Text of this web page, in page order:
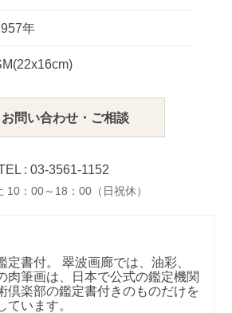
年
お問い合わせ・ご相談
: 03-3561-1152
10：00～18：00（日祝休）
定書付。 翠波画廊では、油彩、
肉筆画は、日本で公式の鑑定機関
倶楽部の鑑定書付きのものだけを
ています。